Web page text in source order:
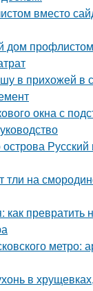
вместо
дом
в прихожей в
окна с
Русский
тли на
превратить
метро:
в